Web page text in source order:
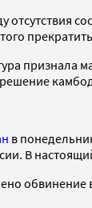
признала
в
В
обвинение